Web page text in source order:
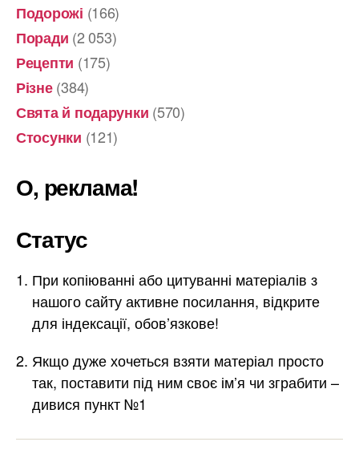
Подорожі (166)
Поради (2 053)
Рецепти (175)
Різне(384)
Свята й подарунки (570)
Стосунки (121)
О, реклама!
Статус
При копіюванні або цитуванні матеріалів з
нашого сайту активне посилання, відкрите
для індексації, обов’язкове!
Якщо дуже хочеться взяти матеріал просто
так, поставити під ним своє ім’я чи зграбити –
дивися пункт №1